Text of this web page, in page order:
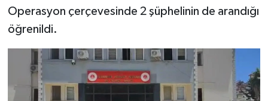
Operasyon çerçevesinde 2 şüphelinin de arandığı
öğrenildi.